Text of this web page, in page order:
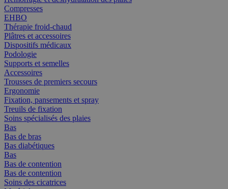
Compresses
EHBO
Thérapie froid-chaud
Plâtres et accessoires
Dispositifs médicaux
Podologie
Supports et semelles
Accessoires
Trousses de premiers secours
Ergonomie
Fixation, pansements et spray
Treuils de fixation
Soins spécialisés des plaies
Bas
Bas de bras
Bas diabétiques
Bas
Bas de contention
Bas de contention
Soins des cicatrices